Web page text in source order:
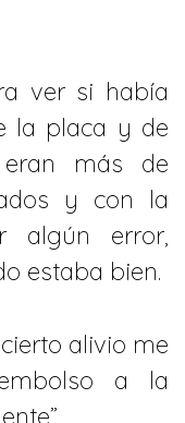
ver si había
la placa y de
más de
y con la
algún error,
estaba bien.
alivio me
a la